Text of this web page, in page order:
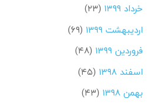
خرداد ۱۳۹۹
(۲۳)
اردیبهشت ۱۳۹۹
(۶۹)
فروردین ۱۳۹۹
(۴۸)
اسفند ۱۳۹۸
(۴۵)
بهمن ۱۳۹۸
(۴۳)